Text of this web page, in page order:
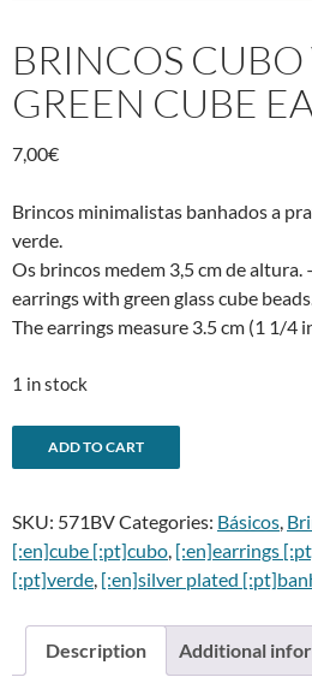
BRINCOS CUBO
GREEN CUBE
7,00€
Brincos minimalistas banhados a
verde.
Os brincos medem 3,5 cm de
earrings with green glass cube
The earrings measure 3.5 cm (1 1/4
1 in stock
Brincos
cubo
-
Green
cube
quantity
ADD TO CART
e
r
n
t
i
SKU: 571BVCategories: Básicos,
[:en]cube [:pt]cubo, [:en]earrings
[:pt]verde, [:en]silver plated
Description Additional